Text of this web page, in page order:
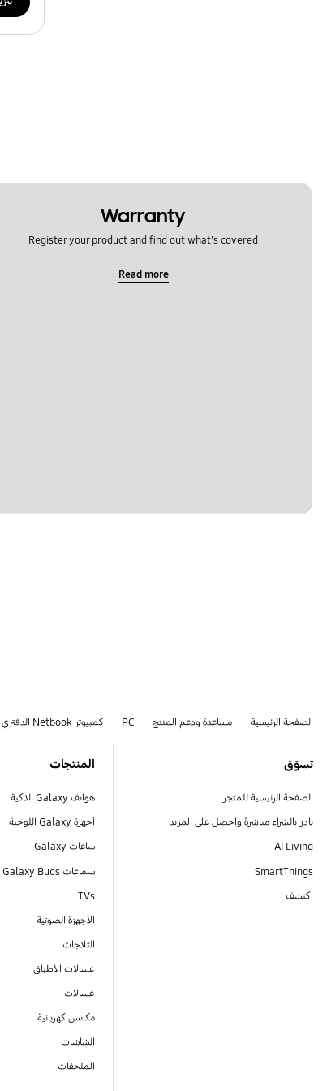
Warranty
Register your product and find out what's covered
Read more
الصفحة الرئيسية مساعدة ودعم المنتج PC كمبيوتر Netbook الدفتري
تسوّق
الصفحة الرئيسية للمتجر
بادر بالشراء مباشرةً واحصل على المزيد
AI Living
SmartThings
اكتشف
المنتجات
هواتف Galaxy الذكية
أجهزة Galaxy اللوحية
ساعات Galaxy
سماعات Galaxy Buds
TVs
الأجهزة الصوتية
الثلاجات
غسالات الأطباق
غسالات
مكانس كهربائية
الشاشات
الملحقات